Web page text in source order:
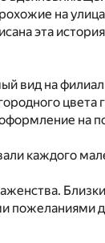
на
эта
вид на
цвета
на
каждого
пожеланиями